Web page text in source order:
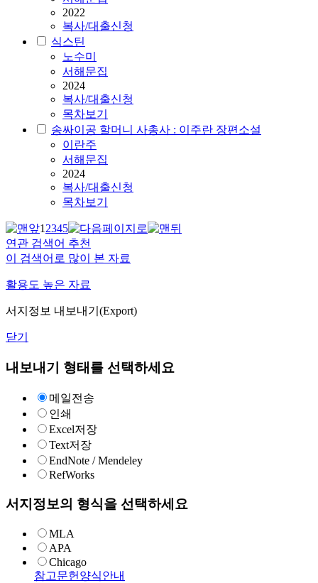
2022
복사/대출신청
식스틴
노수미
서해문집
2024
복사/대출신청
목차보기
송싸이공 할머니 사총사 : 이주란 장편소설
이란주
서해문집
2024
복사/대출신청
목차보기
12345
연관 검색어 추천
이 검색어로 많이 본 자료
활용도 높은 자료
서지정보 내보내기(Export)
닫기
내보내기 형태를 선택하세요
메일전송
인쇄
Excel저장
Text저장
EndNote / Mendeley
RefWorks
서지정보의 형식을 선택하세요
MLA
APA
Chicago
참고문헌양식안내